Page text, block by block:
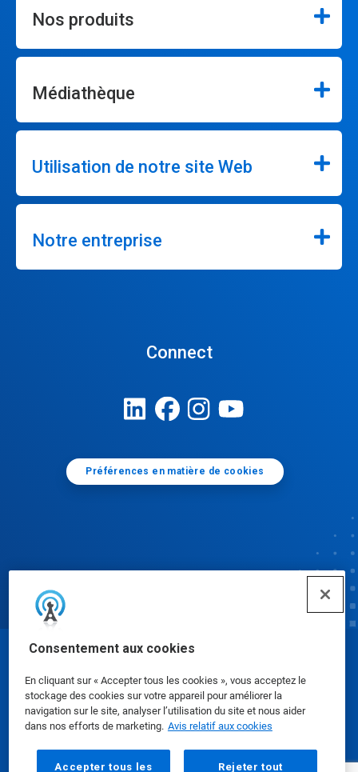
Consentement aux cookies
En cliquant sur « Accepter tous les cookies », vous acceptez le
stockage des cookies sur votre appareil pour améliorer la
navigation sur le site, analyser l’utilisation du site et nous aider
dans nos efforts de marketing. Avis relatif aux cookies
Accepter tous les Rejeter tout
Nos produits
Médiathèque
Utilisation de notre site Web
Notre entreprise
Connect
Préférences en matière de cookies
Fiches signalétiques|Politique de confidentialité
Modalités d'utilisation